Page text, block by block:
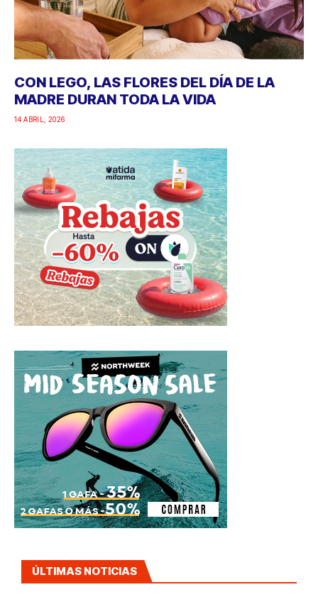
CON LEGO, LAS FLORES DEL DÍA DE LA
MADRE DURAN TODA LA VIDA
14 ABRIL, 2026
ÚLTIMAS NOTICIAS